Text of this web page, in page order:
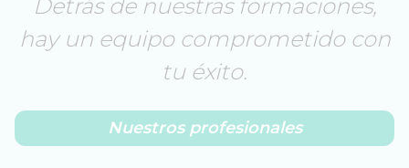
Detrás de nuestras formaciones,
hay un equipo comprometido con
tu éxito.
Nuestros profesionales